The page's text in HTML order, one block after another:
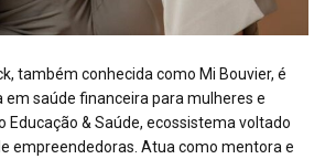
também conhecida como Mi Bouvier, é
em saúde financeira para mulheres e
Educação & Saúde, ecossistema voltado
empreendedoras. Atua como mentora e